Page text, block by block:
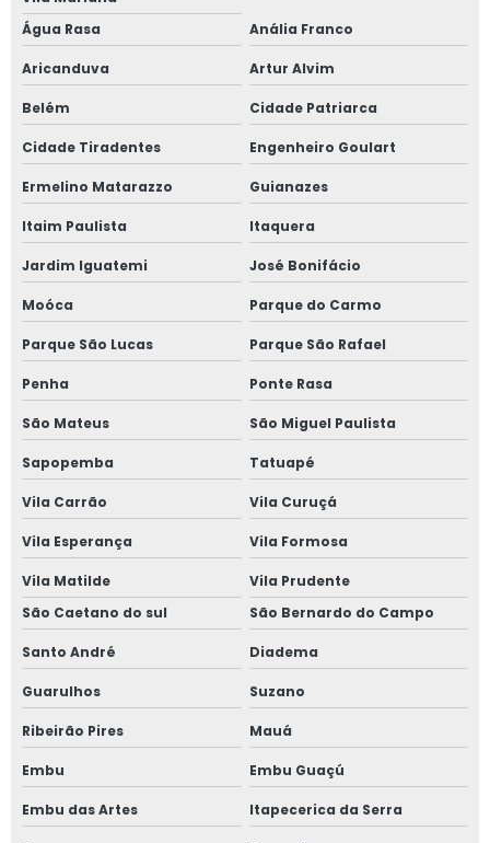
Água Rasa
Anália Franco
Aricanduva Artur Alvim
Belém Cidade Patriarca
Cidade Tiradentes Engenheiro Goulart
Ermelino Matarazzo Guianazes
Itaim Paulista Itaquera
Jardim Iguatemi José Bonifácio
Moóca Parque do Carmo
Parque São Lucas Parque São Rafael
Penha Ponte Rasa
São Mateus São Miguel Paulista
Sapopemba Tatuapé
Vila Carrão Vila Curuçá
Vila Esperança Vila Formosa
Vila Matilde
Vila Prudente
São Caetano do sul
São Bernardo do Campo
Santo André Diadema
Guarulhos Suzano
Ribeirão Pires Mauá
Embu Embu Guaçú
Embu das Artes Itapecerica da Serra